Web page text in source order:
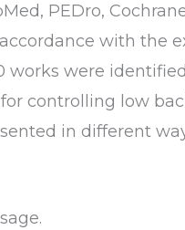
PEDro,
with the
works were
controlling low
in different